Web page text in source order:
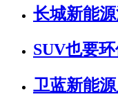
长城新能
SUV也要
卫蓝新能